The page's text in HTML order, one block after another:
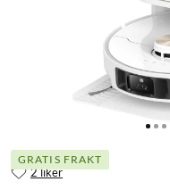
GRATIS FRAKT
2 liker